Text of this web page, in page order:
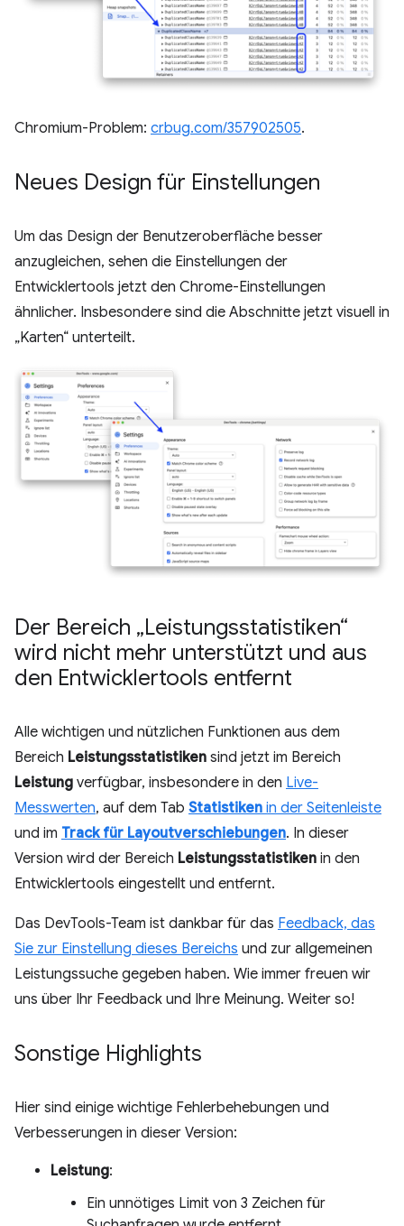
Chromium-Problem: crbug.com/357902505.
Neues Design für Einstellungen
Um das Design der Benutzeroberfläche besser
anzugleichen, sehen die Einstellungen der
Entwicklertools jetzt den Chrome-Einstellungen
ähnlicher. Insbesondere sind die Abschnitte jetzt visuell in
„Karten“ unterteilt.
Der Bereich „Leistungsstatistiken“
wird nicht mehr unterstützt und aus
den Entwicklertools entfernt
Alle wichtigen und nützlichen Funktionen aus dem
Bereich Leistungsstatistiken sind jetzt im Bereich
Leistung verfügbar, insbesondere in den Live-
Messwerten, auf dem Tab Statistiken in der Seitenleiste
und im Track für Layoutverschiebungen. In dieser
Version wird der Bereich Leistungsstatistiken in den
Entwicklertools eingestellt und entfernt.
Das DevTools-Team ist dankbar für das Feedback, das
Sie zur Einstellung dieses Bereichs und zur allgemeinen
Leistungssuche gegeben haben. Wie immer freuen wir
uns über Ihr Feedback und Ihre Meinung. Weiter so!
Sonstige Highlights
Hier sind einige wichtige Fehlerbehebungen und
Verbesserungen in dieser Version:
Leistung:
Ein unnötiges Limit von 3 Zeichen für